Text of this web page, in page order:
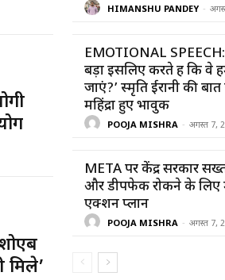
मिले’
HIMANSHU PANDEY -
EMOTIONAL SPEECH:
बड़ा इसलिए करते हैं कि वे
जाएं?’ स्मृति ईरानी की
महिंद्रा हुए भावुक
POOJA MISHRA - अगस्त 7,
META पर केंद्र सरकार
और डीपफेक रोकने के लिए
एक्शन प्लान
POOJA MISHRA - अगस्त 7,